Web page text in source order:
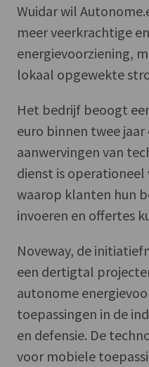
Wuidar wil
meer veerkrachtige
energievoorziening,
lokaal opgewekte
Het bedrijf beoogt
euro binnen twee
aanwervingen van
dienst is
waarop klanten hun
invoeren en offertes
Noveway, de
een dertigtal
autonome
toepassingen in de
en defensie. De
voor mobiele